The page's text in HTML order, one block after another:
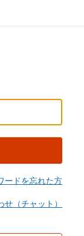
ードを忘れた方
（チャット）